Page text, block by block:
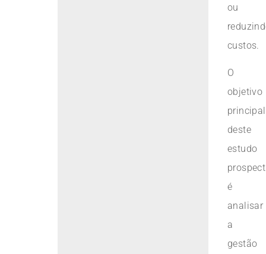
ou
custos.
O
objetivo
principal
deste
estudo
é
analisar
a
gestão